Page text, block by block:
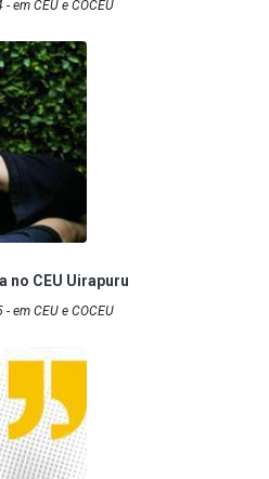
em CEU e COCEU
no CEU Uirapuru
em CEU e COCEU